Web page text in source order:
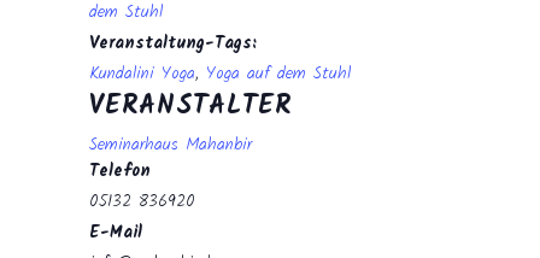
dem Stuhl
Veranstaltung-Tags:
Kundalini Yoga, Yoga auf dem Stuhl
VERANSTALTER
Seminarhaus Mahanbir
Telefon
05132 836920
E-Mail